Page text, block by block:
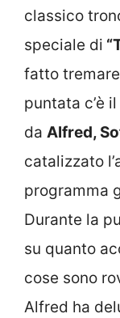
classico
speciale di
fatto
puntata c’è
da Alfred,
catalizzato
programma
Durante la
su quanto
cose sono
Alfred ha